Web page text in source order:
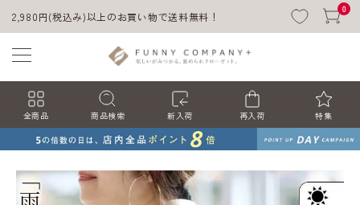
2,980円(税込み)以上のお買い物で送料無料！
0
全商品 商品検索 新入荷 再入荷 特集